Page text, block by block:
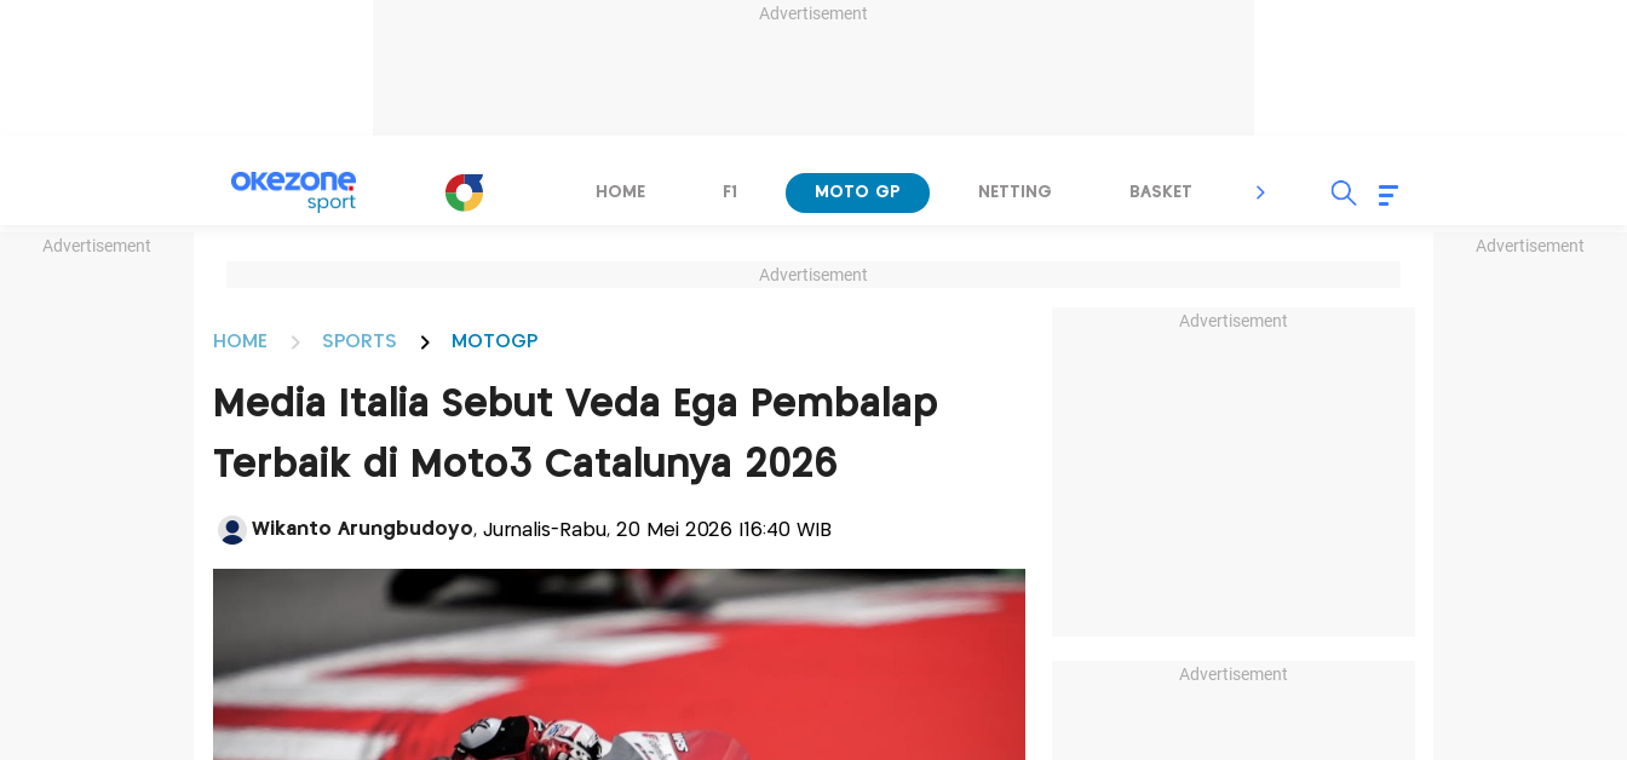
Advertisement
Advertisement Advertisement
HOME F1 MOTO GP NETTING BASKET SPORT LAIN
Advertisement
HOME SPORTS MOTOGP
Media Italia Sebut Veda Ega Pembalap
Terbaik di Moto3 Catalunya 2026
Wikanto Arungbudoyo, Jurnalis-Rabu, 20 Mei 2026 |16:40 WIB
Advertisement
Advertisement